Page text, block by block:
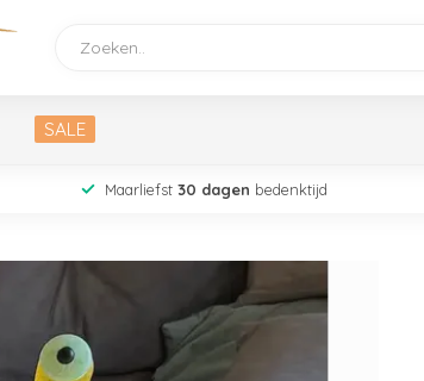
SALE
Maarliefst 30 dagen bedenktijd